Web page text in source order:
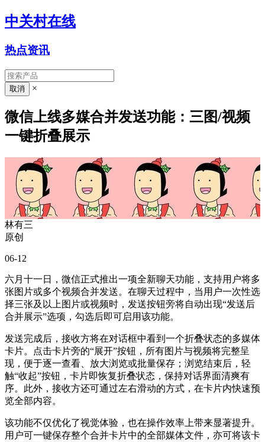
中关村在线
热点资讯
×
微信上线多媒合并发送功能：三图/视频
一键折叠展示
林有三
原创
06-12
六月十一日，微信正式推出一项全新聊天功能，支持用户将多
张图片或多个视频合并发送。在聊天过程中，当用户一次性选
择三张及以上图片或视频时，发送按钮旁将自动出现“发送后
合并展示”选项，勾选后即可启用该功能。
发送完成后，接收方将在对话框中看到一个折叠状态的多媒体
卡片。点击卡片旁的“展开”按钮，所有图片与视频将完整呈
现，便于逐一查看、放大浏览或批量保存；浏览结束后，轻
触“收起”按钮，卡片即恢复折叠状态，保持对话界面清爽有
序。此外，接收方还可通过左右滑动的方式，在卡片内快速预
览全部内容。
该功能不仅优化了视觉体验，也在操作效率上带来显著提升。
用户可一键保存整个合并卡片中的全部媒体文件，亦可将该卡